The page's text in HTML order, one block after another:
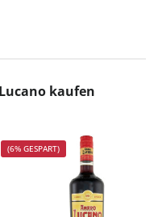
kaufen
(6% GESPART)